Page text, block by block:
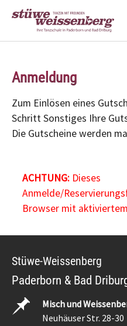
Anmeldung
Zum Einlösen eines
Schritt Sonstiges Ihre
Die Gutscheine werden
ACHTUNG:Dieses
Anmelde/
Browser mit
Stüwe-Weissenberg
Paderborn & Bad
Misch und
Neuhäuser Str. 28-30